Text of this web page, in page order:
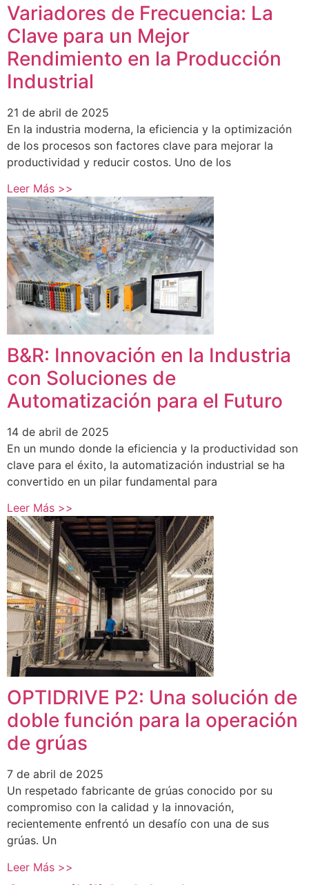
Variadores de Frecuencia: La
Clave para un Mejor
Rendimiento en la Producción
Industrial
21 de abril de 2025
En la industria moderna, la eficiencia y la optimización
de los procesos son factores clave para mejorar la
productividad y reducir costos. Uno de los
Leer Más >>
B&R: Innovación en la Industria
con Soluciones de
Automatización para el Futuro
14 de abril de 2025
En un mundo donde la eficiencia y la productividad son
clave para el éxito, la automatización industrial se ha
convertido en un pilar fundamental para
Leer Más >>
OPTIDRIVE P2: Una solución de
doble función para la operación
de grúas
7 de abril de 2025
Un respetado fabricante de grúas conocido por su
compromiso con la calidad y la innovación,
recientemente enfrentó un desafío con una de sus
grúas. Un
Leer Más >>